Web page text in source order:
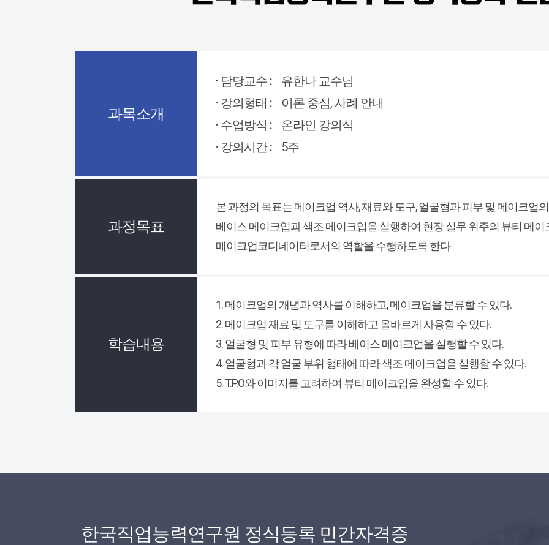
과목소개
· 담당교수 :
유한나 교수님
· 강의형태 :
이론 중심, 사례 안내
· 수업방식 :
온라인 강의식
· 강의시간 :
5주
과정목표
본 과정의 목표는 메이크업 역사, 재료와 도구, 얼굴형과 피부 및 메이크업
베이스 메이크업과 색조 메이크업을 실행하여 현장 실무 위주의 뷰티 메
메이크업코디네이터로서의 역할을 수행하도록 한다
학습내용
1. 메이크업의 개념과 역사를 이해하고, 메이크업을 분류할 수 있다.
2. 메이크업 재료 및 도구를 이해하고 올바르게 사용할 수 있다.
3. 얼굴형 및 피부 유형에 따라 베이스 메이크업을 실행할 수 있다.
4. 얼굴형과 각 얼굴 부위 형태에 따라 색조 메이크업을 실행할 수 있다.
5. T.P.O와 이미지를 고려하여 뷰티 메이크업을 완성할 수 있다.
한국직업능력연구원 정식등록 민간자격증